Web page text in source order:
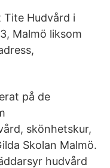
Hudvård i
Malmö liksom
på de
skönhetskur,
Skolan Malmö.
hudvård